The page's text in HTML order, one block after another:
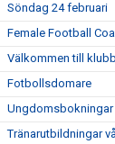
Söndag 24 februari
Female Football
Välkommen till
Fotbollsdomare
Ungdomsbokningar
Tränarutbildningar